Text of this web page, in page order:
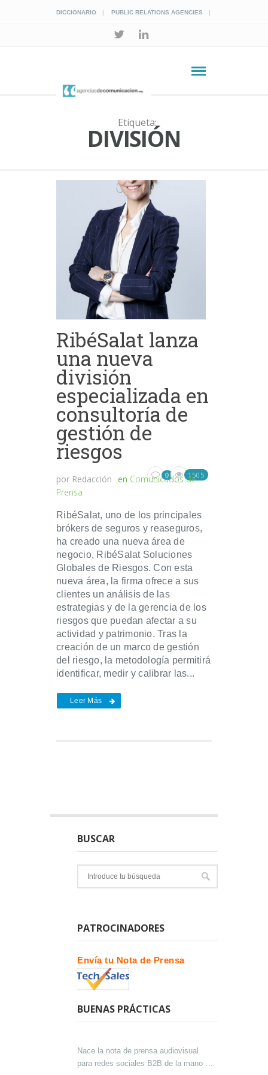
DICCIONARIO PUBLIC RELATIONS AGENCIES
Etiqueta:
DIVISIÓN
RibéSalat lanza
una nueva
división
especializada en
consultoría de
gestión de
riesgos
por Redacción en Comunicados de
Prensa
0 1505
RibéSalat, uno de los principales
brókers de seguros y reaseguros,
ha creado una nueva área de
negocio, RibéSalat Soluciones
Globales de Riesgos. Con esta
nueva área, la firma ofrece a sus
clientes un análisis de las
estrategias y de la gerencia de los
riesgos que puedan afectar a su
actividad y patrimonio. Tras la
creación de un marco de gestión
del riesgo, la metodología permitirá
identificar, medir y calibrar las...
Leer Más
BUSCAR
PATROCINADORES
Envía tu Nota de Prensa
BUENAS PRÁCTICAS
Nace la nota de prensa audiovisual
para redes sociales B2B de la mano de